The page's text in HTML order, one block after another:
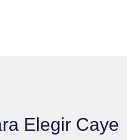
Elegir Caye